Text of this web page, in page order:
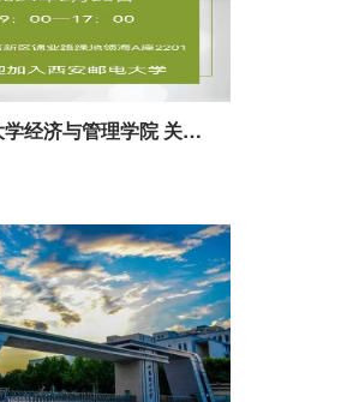
络空间安全）课程研修班招生简章
西安邮电大学经济与管理学院 关于工商管理专业同等学力人员申请硕士学位现场确认的通知